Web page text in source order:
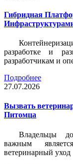
Гибридная
разработке и
разработчикам и
Подробнее
27.07.2026
Вызвать
Питомца
Владельцы
важным
ветеринарный уход